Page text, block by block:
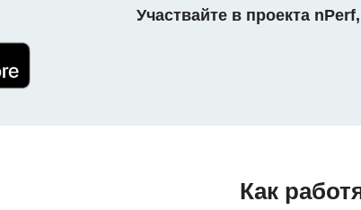
Участвайте в проекта
Как